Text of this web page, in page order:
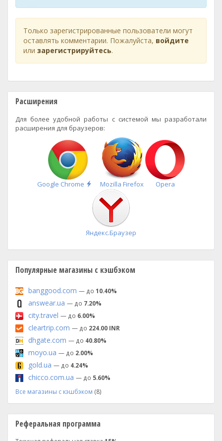
Только зарегистрированные пользователи могут
оставлять комментарии. Пожалуйста, войдите
или зарегистрируйтесь.
Расширения
Для более удобной работы с системой мы разработали
расширения для браузеров:
Google Chrome
Быстрая
установка
Mozilla Firefox Opera
Яндекс.Браузер
Популярные магазины с кэшбэком
banggood.com — до 10.40%
answear.ua — до 7.20%
city.travel — до 6.00%
cleartrip.com — до 224.00 INR
dhgate.com — до 40.80%
moyo.ua — до 2.00%
gold.ua — до 4.24%
chicco.com.ua — до 5.60%
Все магазины с кэшбэком (8)
Реферальная программа